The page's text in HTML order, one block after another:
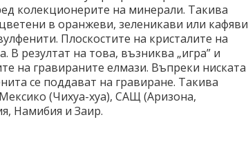
колекционерите на минерали. Такива
в оранжеви, зеленикави или кафяви
Плоскостите на кристалите на
В резултат на това, възниква „игра” и
на гравираните елмази. Въпреки ниската
се поддават на гравиране. Такива
(Чихуа-хуа), САЩ (Аризона,
Намибия и Заир.